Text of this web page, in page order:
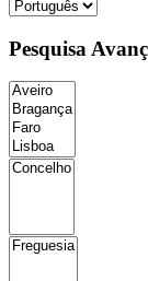
Pesquisa